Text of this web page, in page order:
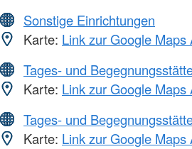
Sonstige Einrichtungen
Karte: Link zur Google Maps
Tages- und
Karte: Link zur Google Maps
Tages- und
Karte: Link zur Google Maps